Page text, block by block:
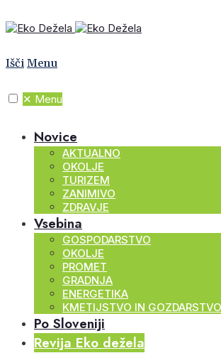
Išči Menu
✕ Menu
Novice
AKTUALNO
OKOLJE
TURIZEM
ZANIMIVO
ZDRAVJE
Vsebina
GOSPODARSTVO
OKOLJE
PROMET
GRADNJA
ENERGETIKA
KMETIJSTVO IN GOZDARSTVO
Po Sloveniji
Revija Eko dežela